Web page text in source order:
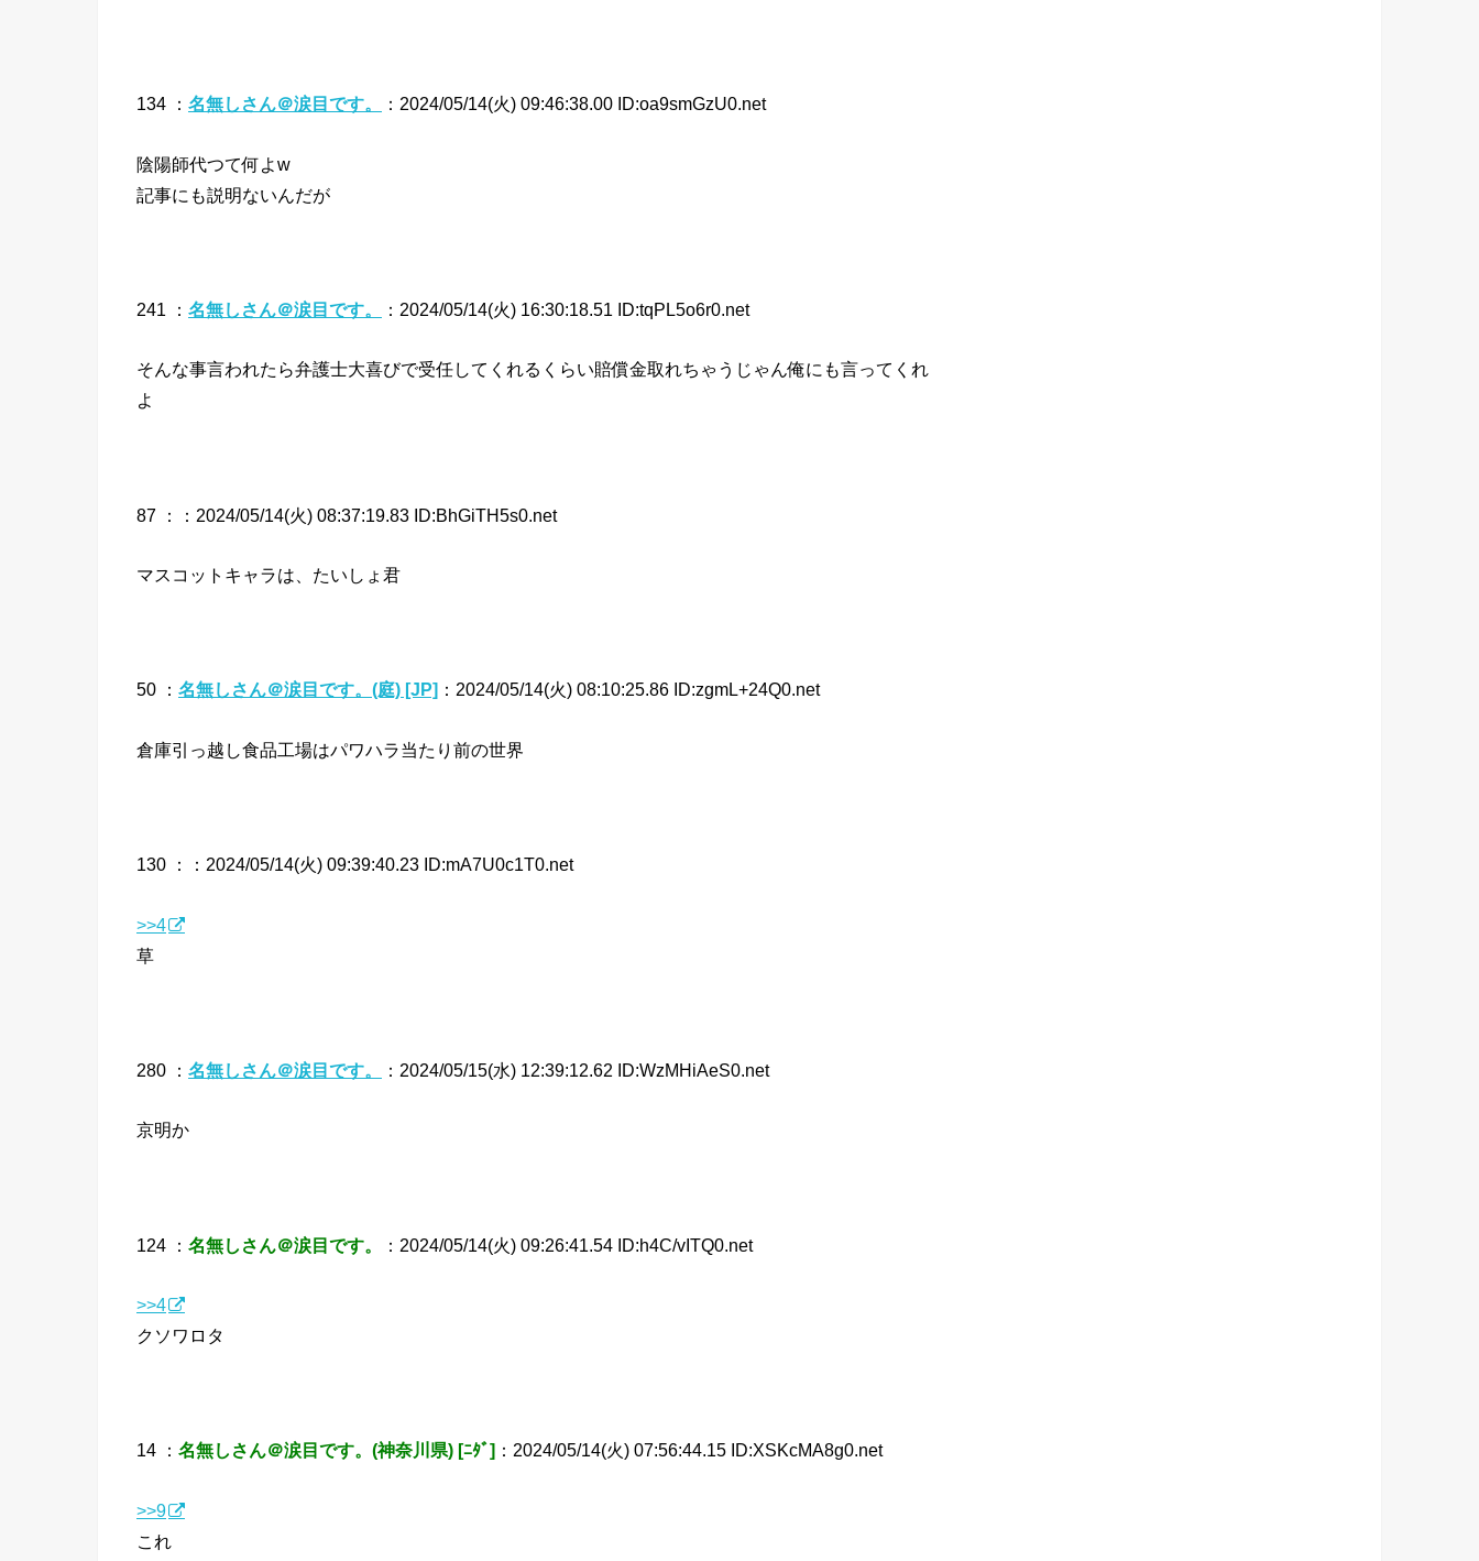
134 ： 名無しさん＠涙目です。 ：2024/05/14(火) 09:46:38.00 ID:oa9smGzU0.net
陰陽師代つて何よw
記事にも説明ないんだが
241 ： 名無しさん＠涙目です。 ：2024/05/14(火) 16:30:18.51 ID:tqPL5o6r0.net
そんな事言われたら弁護士大喜びで受任してくれるくらい賠償金取れちゃうじゃん俺にも言ってくれ
よ
87 ： ：2024/05/14(火) 08:37:19.83 ID:BhGiTH5s0.net
マスコットキャラは、たいしょ君
50 ： 名無しさん＠涙目です。(庭) [JP] ：2024/05/14(火) 08:10:25.86 ID:zgmL+24Q0.net
倉庫引っ越し食品工場はパワハラ当たり前の世界
130 ： ：2024/05/14(火) 09:39:40.23 ID:mA7U0c1T0.net
>>4
草
280 ： 名無しさん＠涙目です。 ：2024/05/15(水) 12:39:12.62 ID:WzMHiAeS0.net
京明か
124 ： 名無しさん＠涙目です。 ：2024/05/14(火) 09:26:41.54 ID:h4C/vITQ0.net
>>4
クソワロタ
14 ： 名無しさん＠涙目です。(神奈川県) [ﾆﾀﾞ] ：2024/05/14(火) 07:56:44.15 ID:XSKcMA8g0.net
>>9
これ